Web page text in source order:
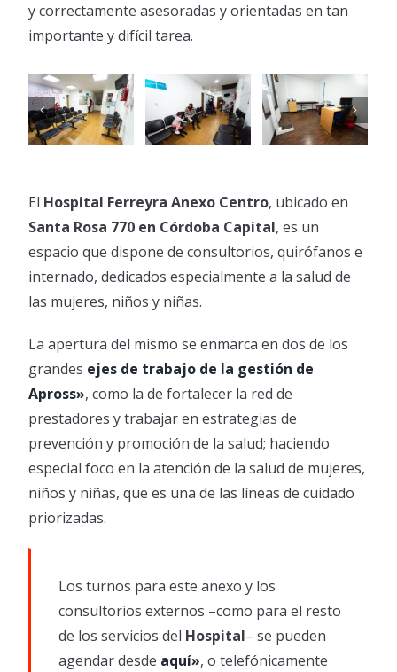
y correctamente asesoradas y orientadas en tan
importante y difícil tarea.
El Hospital Ferreyra Anexo Centro, ubicado en
Santa Rosa 770 en Córdoba Capital, es un
espacio que dispone de consultorios, quirófanos e
internado, dedicados especialmente a la salud de
las mujeres, niños y niñas.
La apertura del mismo se enmarca en dos de los
grandes ejes de trabajo de la gestión de
Apross», como la de fortalecer la red de
prestadores y trabajar en estrategias de
prevención y promoción de la salud; haciendo
especial foco en la atención de la salud de mujeres,
niños y niñas, que es una de las líneas de cuidado
priorizadas.
Los turnos para este anexo y los
consultorios externos –como para el resto
de los servicios del Hospital– se pueden
agendar desde aquí», o telefónicamente